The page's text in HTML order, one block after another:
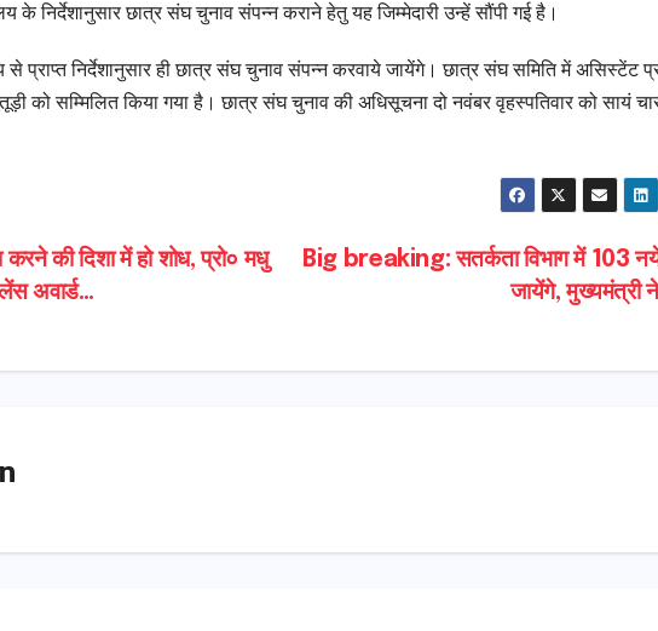
के निर्देशानुसार छात्र संघ चुनाव संपन्न कराने हेतु यह जिम्मेदारी उन्हें सौंपी गई है।
से प्राप्त निर्देशानुसार ही छात्र संघ चुनाव संपन्न करवाये जायेंगे। छात्र संघ समिति में असिस्टेंट
को सम्मिलित किया गया है। छात्र संघ चुनाव की अधिसूचना दो नवंबर वृहस्पतिवार को सायं
Big breaking: सतर्कता विभाग में 103
जायेंगे, मुख्यमंत्री
करने की दिशा में हो शोध, प्रो० मधु
अवार्ड…